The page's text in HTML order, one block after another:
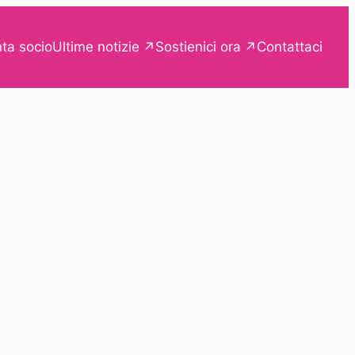
socioUltime notizie Sostienici ora Contattaci